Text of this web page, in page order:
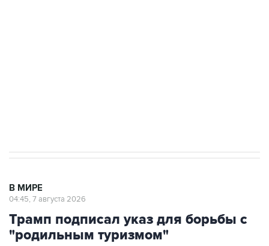
Трамп подписал указ для борьбы с
"родильным туризмом"